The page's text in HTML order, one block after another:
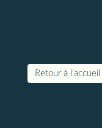
Retour à l'accueil